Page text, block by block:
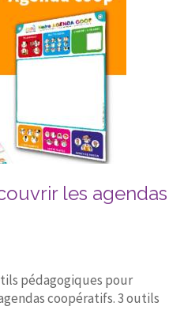
les agendas
pédagogiques pour
coopératifs. 3 outils